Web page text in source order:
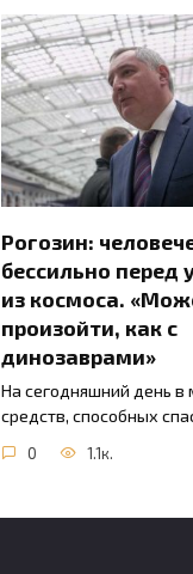
Рогозин:
бессильно перед
из космоса.
произойти, как с
динозаврами»
На сегодняшний день в
средств, способных
0 1.1к.